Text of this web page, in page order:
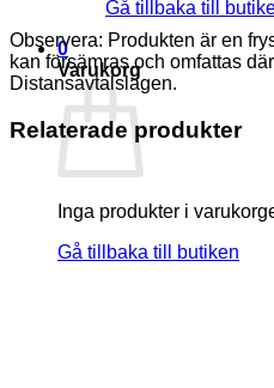
Gå tillbaka till
0
Varukorg
Inga produkter i
Gå tillbaka till butiken
Observera: Produkten är en
kan försämras och omfattas
Distansavtalslagen.
Relaterade produkter